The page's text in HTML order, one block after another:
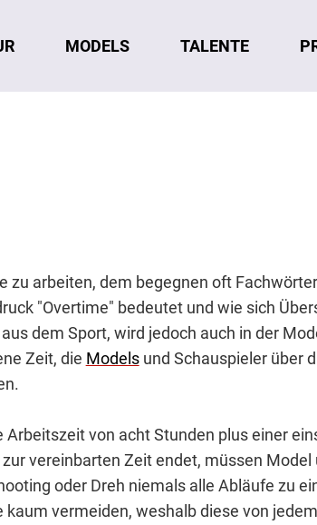
MODELS TALENTE
zu arbeiten, dem begegnen oft
"Overtime" bedeutet und wie sich
dem Sport, wird jedoch auch in der
Zeit, die Modelsund Schauspieler über
von acht Stunden plus einer
vereinbarten Zeit endet, müssen
oder Dreh niemals alle Abläufe zu
vermeiden, weshalb diese von